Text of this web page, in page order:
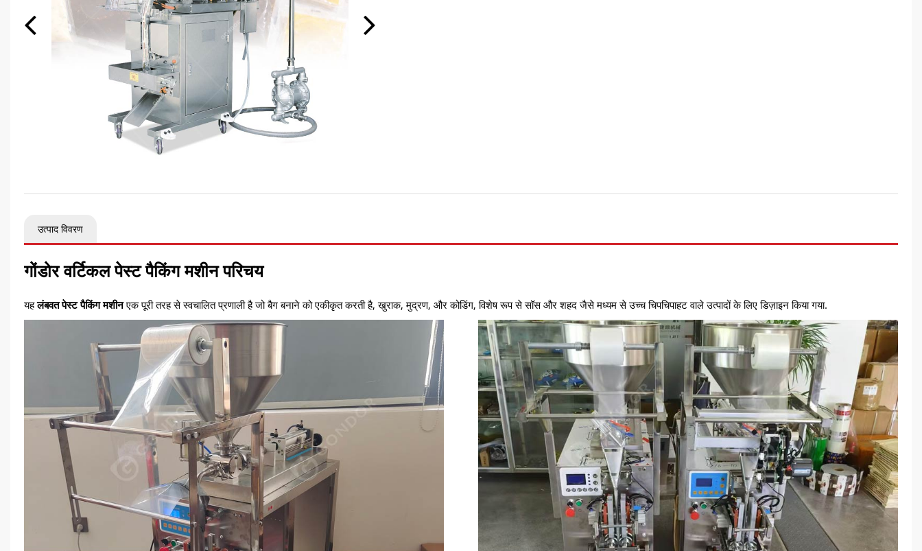
उत्पाद विवरण
गोंडोर वर्टिकल पेस्ट पैकिंग मशीन परिचय
यहलंबवत पेस्ट पैकिंग मशीनएक पूरी तरह से स्वचालित प्रणाली है जो बैग बनाने को एकीकृत करती है, खुराक, मुद्रण, और कोडिंग, विशेष रूप से सॉस और शहद जैसे मध्यम से उच्च चिपचिपाहट वाले उत्पादों के लिए डिज़ाइन किया गया.